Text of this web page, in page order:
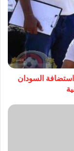
استضافة السودان